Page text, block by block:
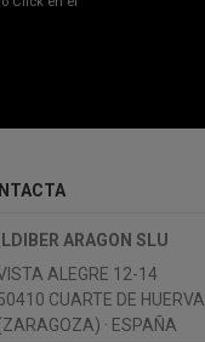
ARAGON SLU
ALEGRE 12-14
CUARTE DE HUERVA
· ESPAÑA